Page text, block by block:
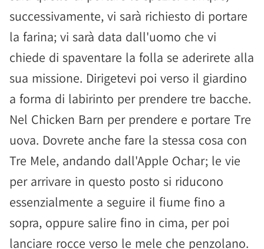
successivamente, vi sarà richiesto di portare
la farina; vi sarà data dall'uomo che vi
chiede di spaventare la folla se aderirete alla
sua missione. Dirigetevi poi verso il giardino
a forma di labirinto per prendere tre bacche.
Nel Chicken Barn per prendere e portare Tre
uova. Dovrete anche fare la stessa cosa con
Tre Mele, andando dall'Apple Ochar; le vie
per arrivare in questo posto si riducono
essenzialmente a seguire il fiume fino a
sopra, oppure salire fino in cima, per poi
lanciare rocce verso le mele che penzolano.